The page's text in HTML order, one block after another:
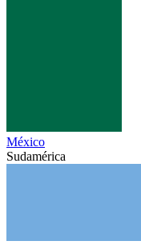
México
Sudamérica